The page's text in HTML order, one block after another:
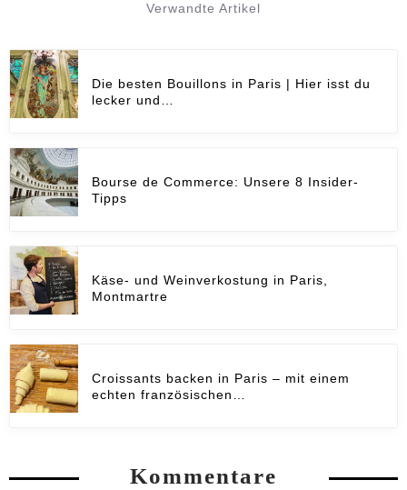
Verwandte Artikel
Die besten Bouillons in Paris | Hier isst du
lecker und…
Bourse de Commerce: Unsere 8 Insider-
Tipps
Käse- und Weinverkostung in Paris,
Montmartre
Croissants backen in Paris – mit einem
echten französischen…
Kommentare